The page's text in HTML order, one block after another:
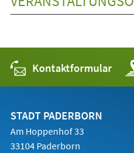
Kontaktformular
in
STADT PADERBORN
Am Hoppenhof 33
33104 Paderborn